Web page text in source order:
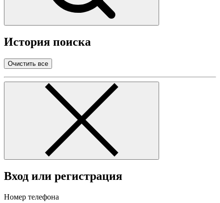
История поиска
Очистить все
Вход или регистрация
Номер телефона